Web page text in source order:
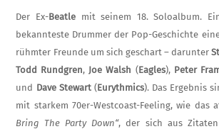
Der Ex-Beatlemit seinem 18. Soloalbum.
bekannteste Drummer der Pop-Geschichte
rühmter Freunde um sich geschart – darunter
Todd Rundgren, Joe Walsh (Eagles), Peter
und Dave Stewart(Eurythmics). Das Ergebnis
mit star­kem 70er-Westcoast-Feeling, wie das
Bring The Party Down“, der sich aus